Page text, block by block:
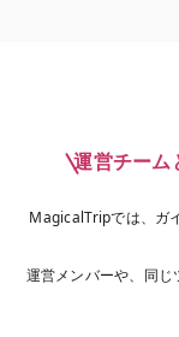
運営チーム
MagicalTripでは、ガ
運営メンバーや、同